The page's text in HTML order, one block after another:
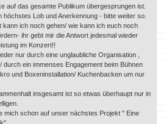
auf das gesamte Publikum übergesprungen ist.
höchstes Lob und Anerkennung - bitte weiter so.
kann ich noch gehen/ wie kann ich euch noch
ihr gebt mir die Antwort jedesmal wieder
im Konzert!!
nur durch eine unglaubliche Organisation ,
durch ein immenses Engagement beim Bühnen
und Boxeninstallation/ Kuchenbacken um nur
insgesamt ist so etwas überhaupt nur in
mich schon auf unser nächstes Projekt " Eine